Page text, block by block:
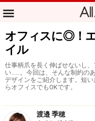
オフィスに◎！
イル
仕事柄爪を長く伸ばせないし
い……。今回は、そんな制約の
デザインをご紹介します。短
らオフィスでもOKです。
渡邉 季穂